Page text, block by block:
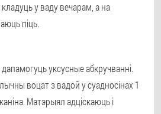
у ваду вечарам, а на
піць.
уксусные абкручванні.
воцат з вадой у суадносінах 1
Матэрыял адціскаюць і